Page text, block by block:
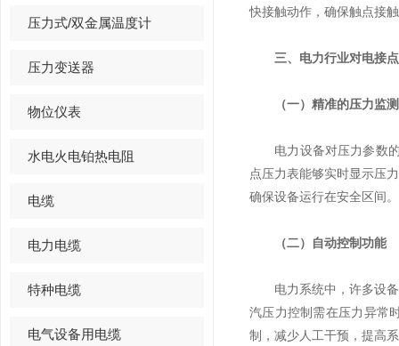
压力式/双金属温度计
压力变送器
物位仪表
水电火电铂热电阻
电缆
电力电缆
特种电缆
电气设备用电缆
快接触动作，确保触点接
三、电力行业对电接
（一）精准的压力监
电力设备对压力参数的
点压力表能够实时显示压
确保设备运行在安全区间。
（二）自动控制功能
电力系统中，许多设备
汽压力控制需在压力异常
制，减少人工干预，提高